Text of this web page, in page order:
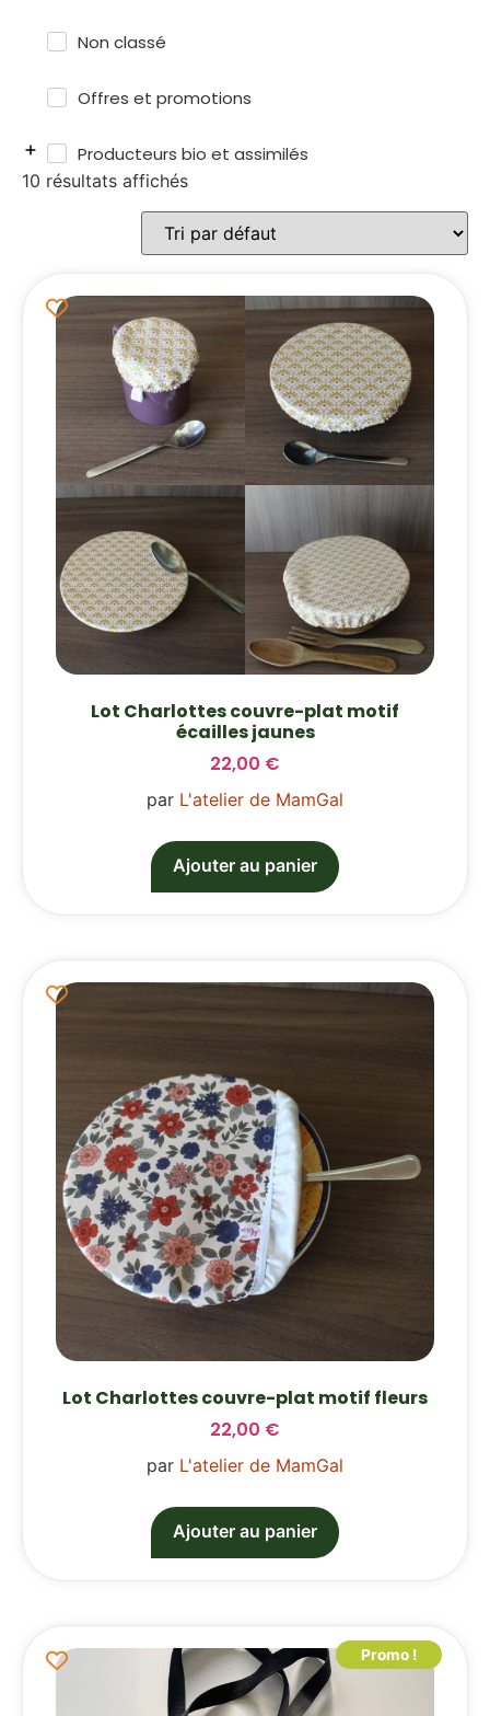
Non classé
Offres et promotions
Producteurs bio et assimilés
10 résultats affichés
Lot Charlottes couvre-plat motif
écailles jaunes
22,00 €
par L'atelier de MamGal
Ajouter au panier
Lot Charlottes couvre-plat motif fleurs
22,00 €
par L'atelier de MamGal
Ajouter au panier
Promo !